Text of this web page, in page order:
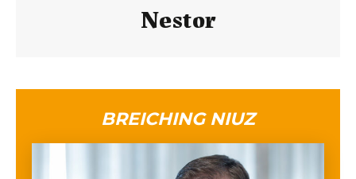
Nestor
BREICHING NIUZ